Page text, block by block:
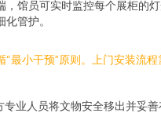
，馆员可实时监控每个展柜的
管护。
最小干预”原则。上门安装流程
业人员将文物安全移出并妥善